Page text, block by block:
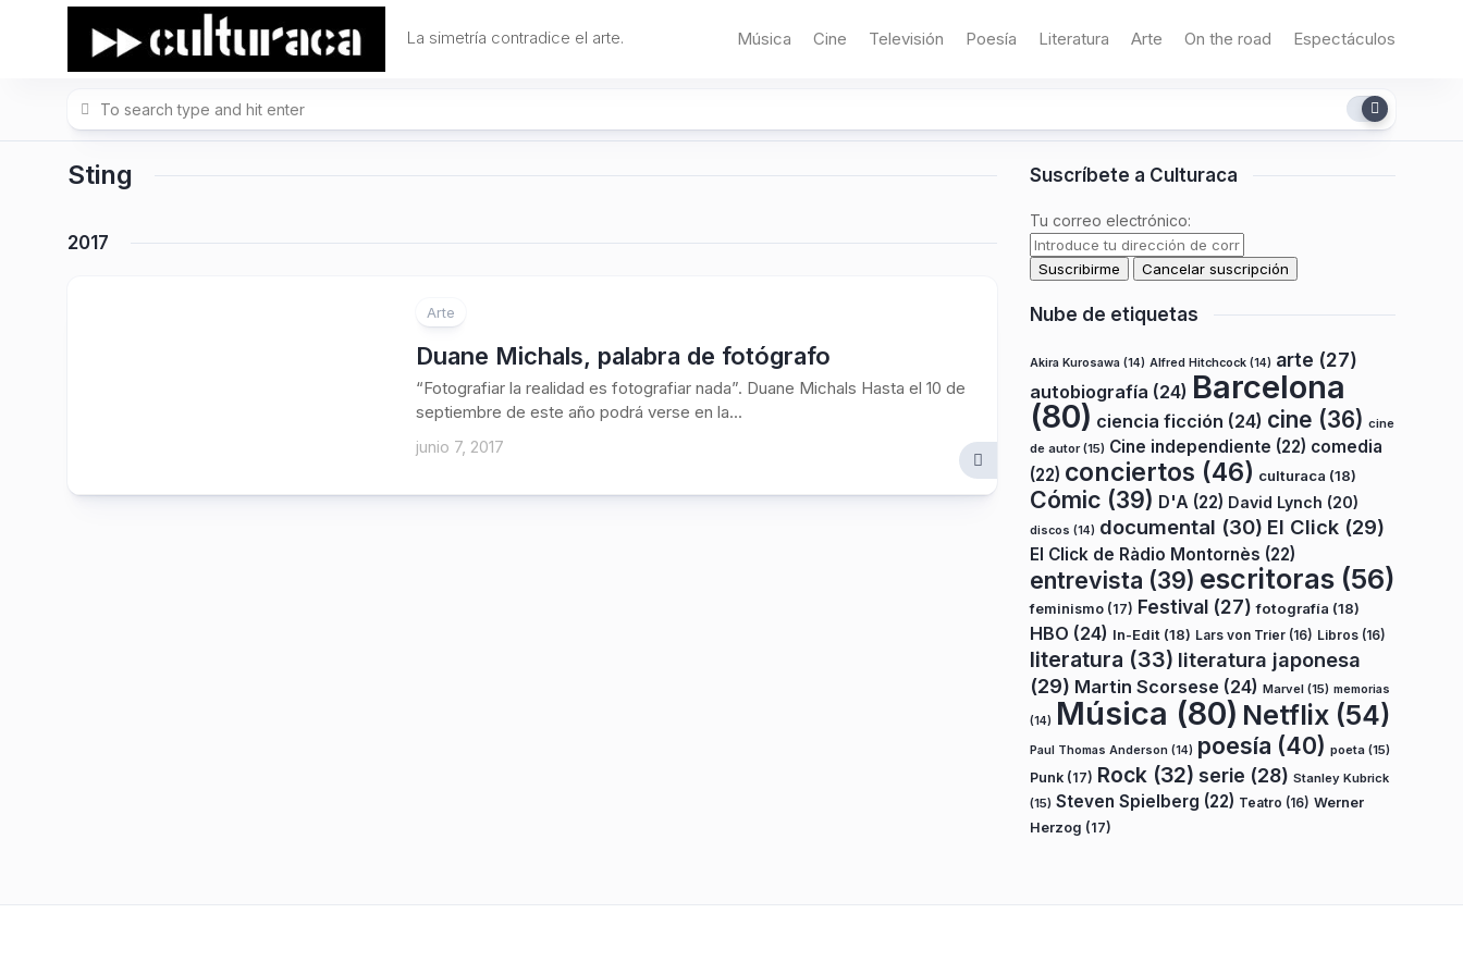
La simetría contradice el arte. Música Cine Televisión Poesía Literatura Arte On the road Espectáculos
Sting
2017
Arte
Duane Michals, palabra de fotógrafo
“Fotografiar la realidad es fotografiar nada”. Duane Michals Hasta el 10 de
septiembre de este año podrá verse en la...
junio 7, 2017
Suscríbete a Culturaca
Tu correo electrónico:
Nube de etiquetas
Akira Kurosawa (14) Alfred Hitchcock (14) arte (27)
autobiografía (24) Barcelona
(80) ciencia ficción (24) cine (36) cine
de autor(15) Cine independiente (22) comedia
(22) conciertos (46) culturaca (18)
Cómic (39) D'A (22) David Lynch (20)
discos (14) documental (30) El Click (29)
El Click de Ràdio Montornès (22)
entrevista (39) escritoras (56)
feminismo (17) Festival (27) fotografía (18)
HBO (24) In-Edit (18) Lars von Trier (16) Libros (16)
literatura (33) literatura japonesa
(29) Martin Scorsese (24) Marvel (15) memorias
(14) Música (80) Netflix (54)
Paul Thomas Anderson (14) poesía (40) poeta (15)
Punk (17) Rock (32) serie (28) Stanley Kubrick
(15) Steven Spielberg (22) Teatro (16) Werner
Herzog (17)